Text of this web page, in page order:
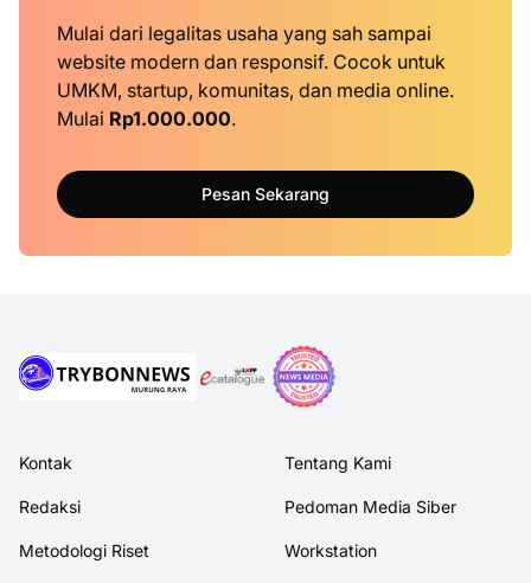
Mulai dari legalitas usaha yang sah sampai
website modern dan responsif. Cocok untuk
UMKM, startup, komunitas, dan media online.
Mulai Rp1.000.000.
Pesan Sekarang
Kontak Tentang Kami
Redaksi Pedoman Media Siber
Metodologi Riset Workstation